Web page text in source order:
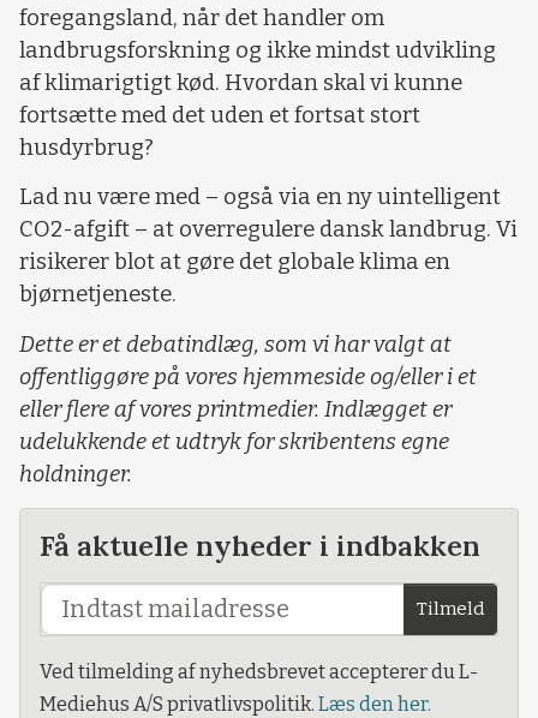
foregangsland, når det handler om
landbrugsforskning og ikke mindst udvikling
af klimarigtigt kød. Hvordan skal vi kunne
fortsætte med det uden et fortsat stort
husdyrbrug?
Lad nu være med – også via en ny uintelligent
CO2-afgift – at overregulere dansk landbrug. Vi
risikerer blot at gøre det globale klima en
bjørnetjeneste.
Dette er et debatindlæg, som vi har valgt at
offentliggøre på vores hjemmeside og/eller i et
eller flere af vores printmedier. Indlægget er
udelukkende et udtryk for skribentens egne
holdninger.
Få aktuelle nyheder i indbakken
Tilmeld
Ved tilmelding af nyhedsbrevet accepterer du L-
Mediehus A/S privatlivspolitik. Læs den her.